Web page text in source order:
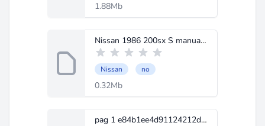
1.88Mb
Nissan 1986 200sx S manual.pdf
Nissan no
0.32Mb
pag 1 e84b1ee4d91124212dfbf2c1c02e35c4o.jpg